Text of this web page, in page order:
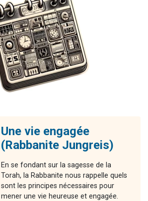
Une vie engagée
(Rabbanite Jungreis)
En se fondant sur la sagesse de la
Torah, la Rabbanite nous rappelle quels
sont les principes nécessaires pour
mener une vie heureuse et engagée.